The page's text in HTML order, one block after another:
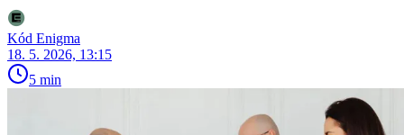
Kód Enigma
18. 5. 2026, 13:15
5 min